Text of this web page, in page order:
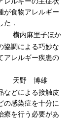
が食物アレルギー
．
横内麻里子ほか
協調による巧妙な
アレルギー疾患の
天野 博雄
などによる接触皮
の感染症を十分に
療を行う必要があ